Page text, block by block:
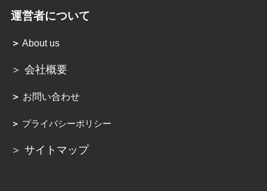
運営者について
＞ About us
＞ 会社概要
＞ お問い合わせ
＞ プライバシーポリシー
＞ サイトマップ